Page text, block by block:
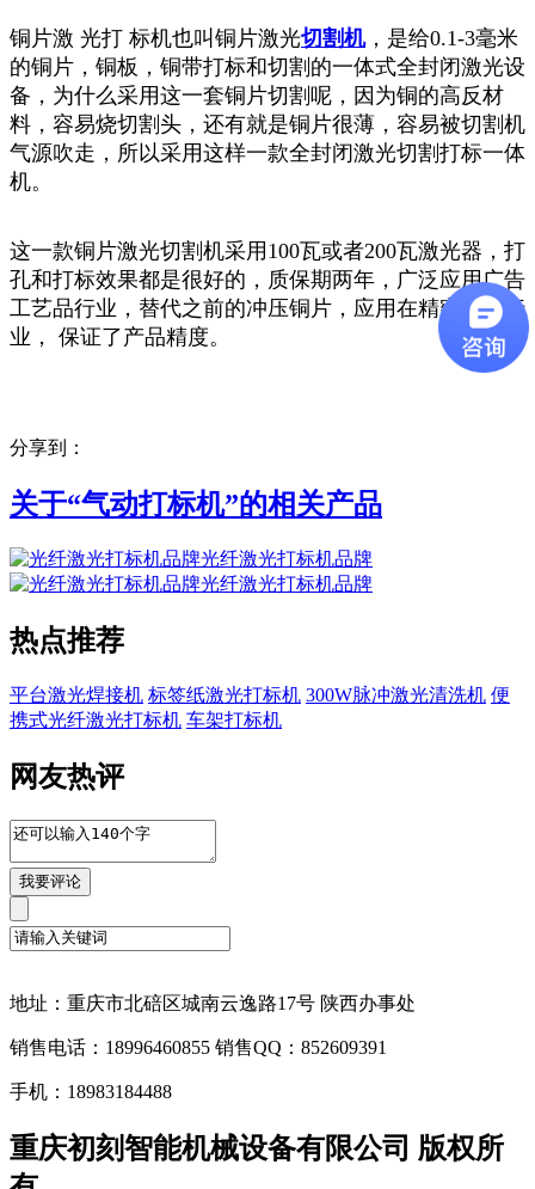
铜片激 光打 标机也叫铜片激光切割机，是给0.1-3毫米
的铜片，铜板，铜带打标和切割的一体式全封闭激光设
备，为什么采用这一套铜片切割呢，因为铜的高反材
料，容易烧切割头，还有就是铜片很薄，容易被切割机
气源吹走，所以采用这样一款全封闭激光切割打标一体
机。
这一款铜片激光切割机采用100瓦或者200瓦激光器，打
孔和打标效果都是很好的，质保期两年，广泛应用广告
工艺品行业，替代之前的冲压铜片，应用在精密电动行
业， 保证了产品精度。
分享到：
关于“气动打标机”的相关产品
光纤激光打标机品牌
光纤激光打标机品牌
热点推荐
平台激光焊接机 标签纸激光打标机 300W脉冲激光清洗机 便
携式光纤激光打标机 车架打标机
网友热评
地址：重庆市北碚区城南云逸路17号 陕西办事处
销售电话：18996460855 销售QQ：852609391
手机：18983184488
重庆初刻智能机械设备有限公司 版权所